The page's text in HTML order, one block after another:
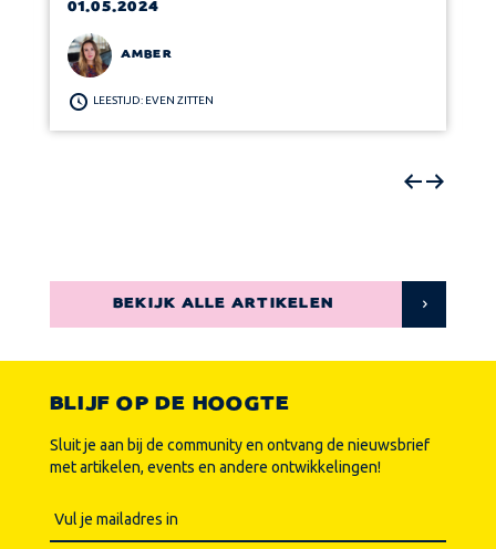
01.05.2024
AMBER
LEESTIJD: EVEN ZITTEN
BEKIJK ALLE ARTIKELEN
BLIJF OP DE HOOGTE
Sluit je aan bij de community en ontvang de nieuwsbrief
met artikelen, events en andere ontwikkelingen!